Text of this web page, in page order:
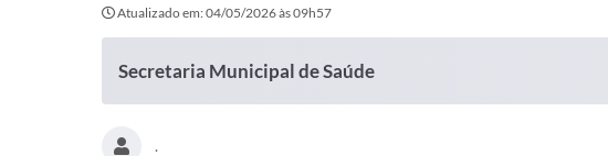
Atualizado em: 04/05/2026 às 09h57
Secretaria Municipal de Saúde
.